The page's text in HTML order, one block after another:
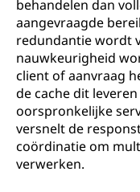
behandelen dan
aangevraagde
redundantie wordt
nauwkeurigheid
client of aanvraag
de cache dit
oorspronkelijke
versnelt de
coördinatie om
verwerken.